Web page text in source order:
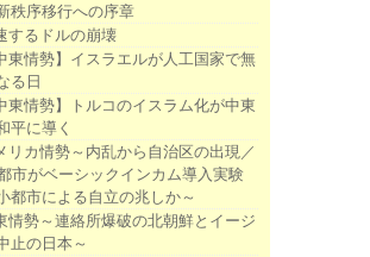
秩序移行への序章
するドルの崩壊
東情勢】イスラエルが人工国家で無
る日
東情勢】トルコのイスラム化が中東
平に導く
リカ情勢～内乱から自治区の出現／
市がベーシックインカム導入実験
都市による自立の兆しか～
情勢～連絡所爆破の北朝鮮とイージ
止の日本～